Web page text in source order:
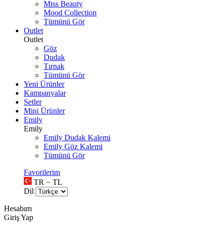
Miss Beauty
Mood Collection
Tümünü Gör
Outlet
Outlet
Göz
Dudak
Tırnak
Tümünü Gör
Yeni Ürünler
Kampanyalar
Setler
Mini Ürünler
Emily
Emily
Emily Dudak Kalemi
Emily Göz Kalemi
Tümünü Gör
Favorilerim
TR − TL
Dil
Hesabım
Giriş Yap